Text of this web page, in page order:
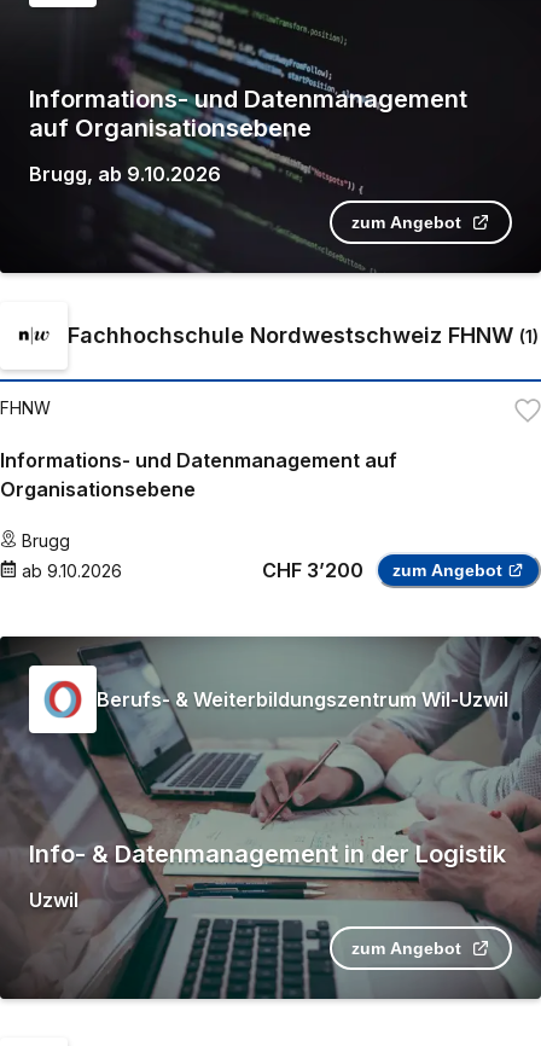
Informations- und Datenmanagement
auf Organisationsebene
Brugg, ab 9.10.2026
zum Angebot
Fachhochschule Nordwestschweiz FHNW (1)
FHNW
Informations- und Datenmanagement auf
Organisationsebene
Brugg
ab 9.10.2026 CHF 3’200 zum Angebot
Berufs- & Weiterbildungszentrum Wil-Uzwil
Info- & Datenmanagement in der Logistik
Uzwil
zum Angebot